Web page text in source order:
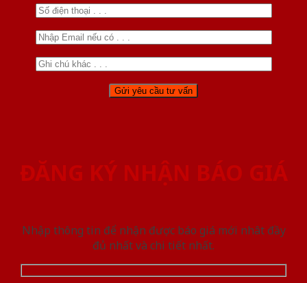
ĐĂNG KÝ NHẬN BÁO GIÁ
Nhập thông tin để nhận được báo giá mới nhât đầy
đủ nhất và chi tiết nhất.